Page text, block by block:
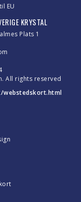
EU
Plats 1
All rights reserved
webstedskort.html